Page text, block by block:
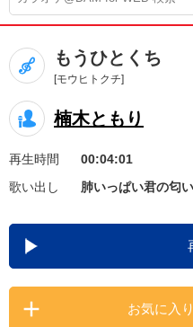
カラオケ＠DAM
ユーザー検索
キャンペーン
お知らせ よくあるご質問
DAMの新曲
カラオケ最
もうひとくち
[モウヒトクチ]
楠木ともり
再生時間
00:04:01
歌い出し
肺いっぱい君の匂
お気に入